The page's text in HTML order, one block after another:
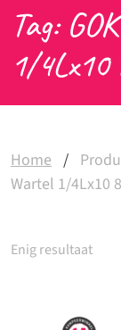
Tag:
1/4Lx10
Home /
Wartel 1/4Lx10
Enig resultaat